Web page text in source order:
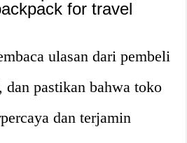
for travel
ulasan dari pembeli
dan pastikan bahwa toko
dan terjamin